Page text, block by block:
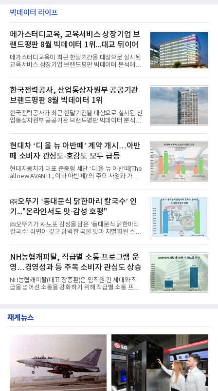
빅데이터 라이프
메가스터디교육, 교육서비스 상장기업 브
랜드평판 8월 빅데이터 1위...대교 뒤이어
메가스터디교육이 최근 한달기간을 대상으로 실시된
교육서비스 상장기업 브랜드평판 빅데이터 분석에서
일 한국기업평판연구소(소장 구창환)는 국내 교육서
비스 상장기업 브랜드를 대상으로 지난 7월 7일부터
8월 7일까지 수집된 소비자 빅데이터 10,074,233건
을 분석한 결과, 메가스터디교육이 브랜드평판지수
1,710,926을 기록하며 8월 1위에 올랐다고 밝혔다.
분석에 활용된 빅데이터는 지난 7월(9,491,206건) 대
비 6.14% 증가한 수치로, 교육서비스 상장기업 브랜
디교육, 대교, 디지
한국전력공사, 산업통상자원부 공공기관
브랜드평판 8월 빅데이터 1위
한국전력공사가 최근 한달기간을 대상으로 실시된 산
업통상자원부 공공기관 브랜드평판 빅데이터 분석에
이 순으로 뒤를 이었다.7일 한국기업평판연구소(소장
구창환)는 산업통상자원부 공공기관 41개 브랜드를
대상으로 지난 7월 7일부터 8월 7일까지 수집된 소비
자 빅데이터 91,102,549건을 분석한 결과, 한국전력
공사가 브랜드평판지수 10,670,633을 기록하며 8월
1위에 올랐다고 밝혔다. 분석에 활용된 빅데이터는 지
난 7월(88,893,823건) 대비 2.48% 증가한 수치다.연
수력원자력, 한국석
현대차 ‘디 올 뉴 아반떼’ 계약 개시…아반
떼 소비자 관심도·호감도 모두 급등
현대자동차가 대표 준중형 세단 ‘디 올 뉴 아반떼(The
all new AVANTE, 이하 아반떼)’의 주요 사양과 가격
떼는 6년 만에 선보이는 8세대 완전변경 모델로, ▲정
교한 선과 면을 중심으로 완성한 파격적인 디자인 ▲
과거 중형 세단 수준으로 확대된 차체 제원 ▲글로벌
최고 수준의 안전성 ▲성능과 효율을 동시에 높인 주
행 완성도 ▲첨단 편의 및 디지털 사양 적용 등을 통해
글로벌 준중형 세단의 새로운 기준을 세웠다.아반떼
는 가솔린 2.0과 1.6 하이브리드 두 가지 파워트레인
넘
㈜오뚜기 ‘동대문식 닭한마리 칼국수’ 인
기..."온라인서도 맛·감성 호평"
㈜오뚜기가 K-노포 감성을 담은 ‘동대문식 닭한마리
칼국수’ 라면이 깊고 담백한 국물 맛과 차별화된 스토
혔다.‘동대문식 닭한마리 칼국수’는 예상을 뛰어넘는
소비자 호응에 힘입어 지난 7월 13일 첫 선을 보인 지
단 18일 만에 누적 판매량 50만 개를 돌파하는 성과를
거두었다.이번 신제품은 개발진이 전국의 닭한마리
전문점을 직접 찾아 다니며 최적의 육수 비율을 완성
했다. 자극적이지 않으면서도 깊은 닭육수에 마늘의
개운한 풍미를 더했으며, 국물이 잘 배어들면서도 쫄
서도
NH농협캐피탈, 직급별 소통 프로그램 운
영…경영성과 등 주목 소비자 관심도 상승
NH농협캐피탈(대표 장종환)은 임직원 간 세대와 직
급을 넘어선 소통을 강화하기 위해 직급별 소통 프로
영지원부 홍보팀과 2026년 새로이(e)＊가 공동 주관
쳐 진행됐다.참고로 새로이(e)는 NH농협캐피탈 MZ
세대들로(과장~계장) 구성된 자율 참여조직으로, 조
직문화 혁신과 업무 효율성 향상을 위한 다양한 활동
을 추진하며,새로운 변화와 이로운 영향력을 조직전
반에 전파하는 역할
재계뉴스